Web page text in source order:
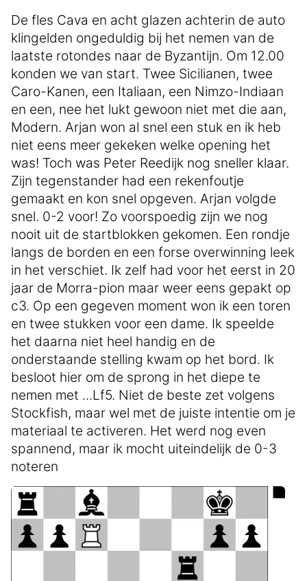
De fles Cava en acht glazen achterin de auto
klingelden ongeduldig bij het nemen van de
laatste rotondes naar de Byzantijn. Om 12.00
konden we van start. Twee Sicilianen, twee
Caro-Kanen, een Italiaan, een Nimzo-Indiaan
en een, nee het lukt gewoon niet met die aan,
Modern. Arjan won al snel een stuk en ik heb
niet eens meer gekeken welke opening het
was! Toch was Peter Reedijk nog sneller klaar.
Zijn tegenstander had een rekenfoutje
gemaakt en kon snel opgeven. Arjan volgde
snel. 0-2 voor! Zo voorspoedig zijn we nog
nooit uit de startblokken gekomen. Een rondje
langs de borden en een forse overwinning leek
in het verschiet. Ik zelf had voor het eerst in 20
jaar de Morra-pion maar weer eens gepakt op
c3. Op een gegeven moment won ik een toren
en twee stukken voor een dame. Ik speelde
het daarna niet heel handig en de
onderstaande stelling kwam op het bord. Ik
besloot hier om de sprong in het diepe te
nemen met ...Lf5. Niet de beste zet volgens
Stockfish, maar wel met de juiste intentie om je
materiaal te activeren. Het werd nog even
spannend, maar ik mocht uiteindelijk de 0-3
noteren